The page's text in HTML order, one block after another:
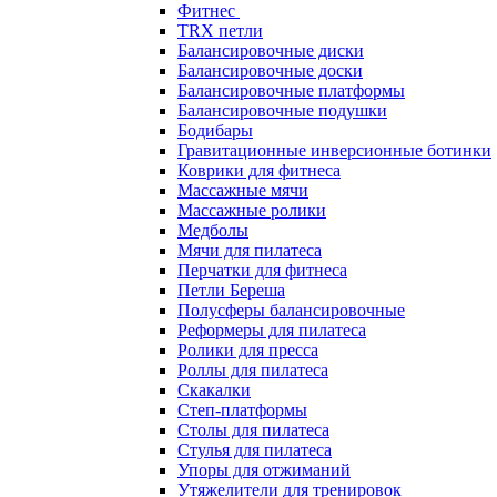
Фитнес
TRX петли
Балансировочные диски
Балансировочные доски
Балансировочные платформы
Балансировочные подушки
Бодибары
Гравитационные инверсионные ботинки
Коврики для фитнеса
Массажные мячи
Массажные ролики
Медболы
Мячи для пилатеса
Перчатки для фитнеса
Петли Береша
Полусферы балансировочные
Реформеры для пилатеса
Ролики для пресса
Роллы для пилатеса
Скакалки
Степ-платформы
Столы для пилатеса
Стулья для пилатеса
Упоры для отжиманий
Утяжелители для тренировок